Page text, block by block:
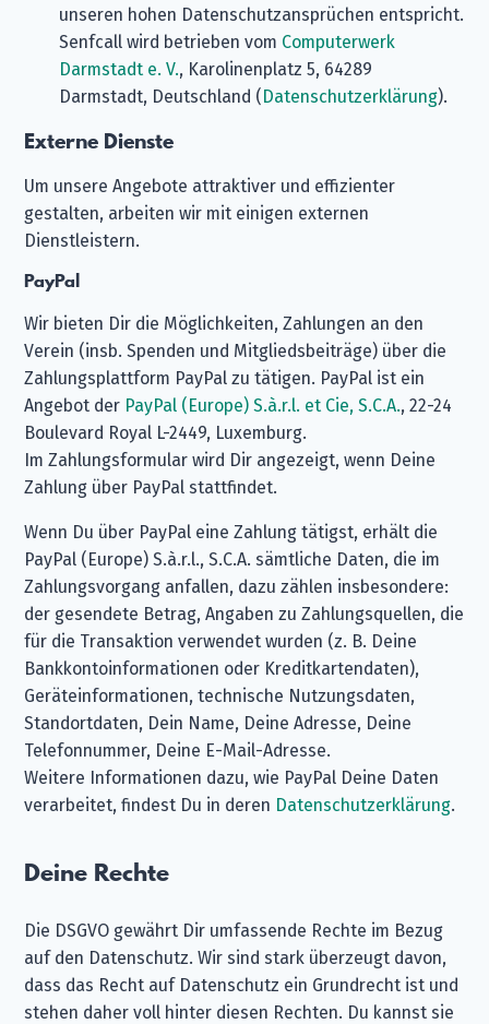
unseren hohen Datenschutzansprüchen entspricht.
Senfcall wird betrieben vom Computerwerk
Darmstadt e. V., Karolinenplatz 5, 64289
Darmstadt, Deutschland (Datenschutzerklärung).
Externe Dienste
Um unsere Angebote attraktiver und effizienter
gestalten, arbeiten wir mit einigen externen
Dienstleistern.
PayPal
Wir bieten Dir die Möglichkeiten, Zahlungen an den
Verein (insb. Spenden und Mitgliedsbeiträge) über die
Zahlungsplattform PayPal zu tätigen. PayPal ist ein
Angebot der PayPal (Europe) S.à.r.l. et Cie, S.C.A., 22-24
Boulevard Royal L-2449, Luxemburg.
Im Zahlungsformular wird Dir angezeigt, wenn Deine
Zahlung über PayPal stattfindet.
Wenn Du über PayPal eine Zahlung tätigst, erhält die
PayPal (Europe) S.à.r.l., S.C.A. sämtliche Daten, die im
Zahlungsvorgang anfallen, dazu zählen insbesondere:
der gesendete Betrag, Angaben zu Zahlungsquellen, die
für die Transaktion verwendet wurden (z. B. Deine
Bankkontoinformationen oder Kreditkartendaten),
Geräteinformationen, technische Nutzungsdaten,
Standortdaten, Dein Name, Deine Adresse, Deine
Telefonnummer, Deine E-Mail-Adresse.
Weitere Informationen dazu, wie PayPal Deine Daten
verarbeitet, findest Du in deren Datenschutzerklärung.
Deine Rechte
Die DSGVO gewährt Dir umfassende Rechte im Bezug
auf den Datenschutz. Wir sind stark überzeugt davon,
dass das Recht auf Datenschutz ein Grundrecht ist und
stehen daher voll hinter diesen Rechten. Du kannst sie